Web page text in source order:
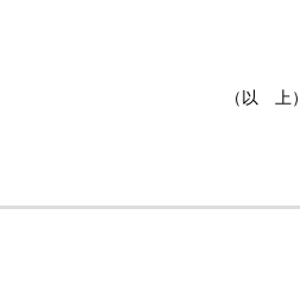
（以 上）